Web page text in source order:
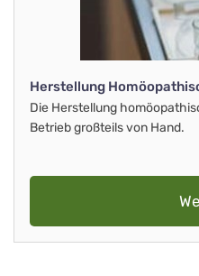
Herstellung
Die Herstellung
Betrieb großteils von Hand.